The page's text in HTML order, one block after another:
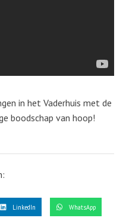
in het Vaderhuis met de
boodschap van hoop!
LinkedIn WhatsApp